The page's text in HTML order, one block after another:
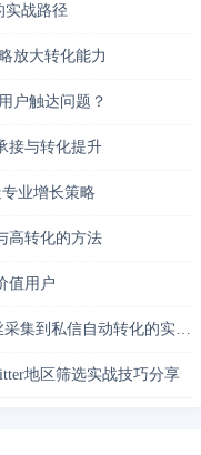
实战路径
放大转化能力
户触达问题？
接与转化提升
业增长策略
高转化的方法
值用户
到私信自动转化的实操闭环
地区筛选实战技巧分享